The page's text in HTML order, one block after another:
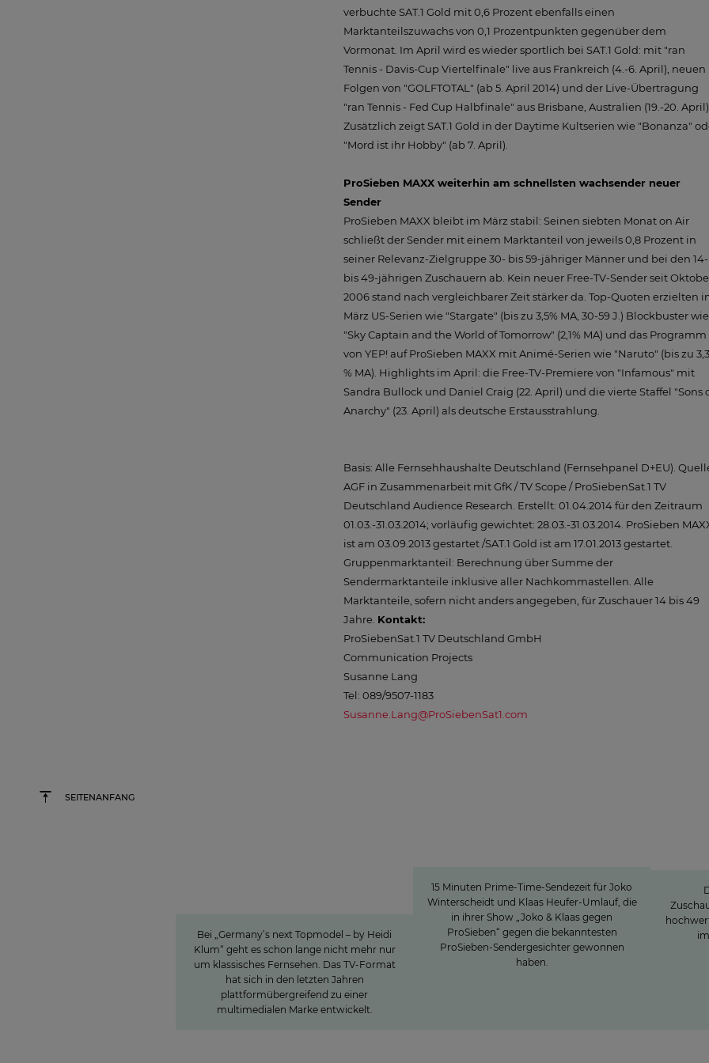
verbuchte SAT.1 Gold mit 0,6 Prozent ebenfalls einen
Marktanteilszuwachs von 0,1 Prozentpunkten gegenüber dem
Vormonat. Im April wird es wieder sportlich bei SAT.1 Gold: mit "ran
Tennis - Davis-Cup Viertelfinale" live aus Frankreich (4.-6. April), neuen
Folgen von "GOLFTOTAL" (ab 5. April 2014) und der Live-Übertragung
"ran Tennis - Fed Cup Halbfinale" aus Brisbane, Australien (19.-20. April).
Zusätzlich zeigt SAT.1 Gold in der Daytime Kultserien wie "Bonanza"
"Mord ist ihr Hobby" (ab 7. April).
ProSieben MAXX weiterhin am schnellsten wachsender neuer
Sender
ProSieben MAXX bleibt im März stabil: Seinen siebten Monat on Air
schließt der Sender mit einem Marktanteil von jeweils 0,8 Prozent in
seiner Relevanz-Zielgruppe 30- bis 59-jähriger Männer und bei den 14-
bis 49-jährigen Zuschauern ab. Kein neuer Free-TV-Sender seit
2006 stand nach vergleichbarer Zeit stärker da. Top-Quoten erzielten
März US-Serien wie "Stargate" (bis zu 3,5% MA, 30-59 J.) Blockbuster wie
"Sky Captain and the World of Tomorrow" (2,1% MA) und das Programm
von YEP! auf ProSieben MAXX mit Animé-Serien wie "Naruto" (bis zu 3,3
% MA). Highlights im April: die Free-TV-Premiere von "Infamous" mit
Sandra Bullock und Daniel Craig (22. April) und die vierte Staffel "Sons
Anarchy" (23. April) als deutsche Erstausstrahlung.
Basis: Alle Fernsehhaushalte Deutschland (Fernsehpanel D+EU).
AGF in Zusammenarbeit mit GfK / TV Scope / ProSiebenSat.1 TV
Deutschland Audience Research. Erstellt: 01.04.2014 für den Zeitraum
01.03.-31.03.2014; vorläufig gewichtet: 28.03.-31.03.2014. ProSieben
ist am 03.09.2013 gestartet /SAT.1 Gold ist am 17.01.2013 gestartet.
Gruppenmarktanteil: Berechnung über Summe der
Sendermarktanteile inklusive aller Nachkommastellen. Alle
Marktanteile, sofern nicht anders angegeben, für Zuschauer 14 bis 49
Jahre. Kontakt:
ProSiebenSat.1 TV Deutschland GmbH
Communication Projects
Susanne Lang
Tel: 089/9507-1183
Susanne.Lang@ProSiebenSat1.com
SEITENANFANG
Bei „Germany’s next Topmodel – by Heidi
Klum“ geht es schon lange nicht mehr nur
um klassisches Fernsehen. Das TV-Format
hat sich in den letzten Jahren
plattformübergreifend zu einer
multimedialen Marke entwickelt.
15 Minuten Prime-Time-Sendezeit für Joko
Winterscheidt und Klaas Heufer-Umlauf, die
in ihrer Show „Joko & Klaas gegen
ProSieben“ gegen die bekanntesten
ProSieben-Sendergesichter gewonnen
haben.